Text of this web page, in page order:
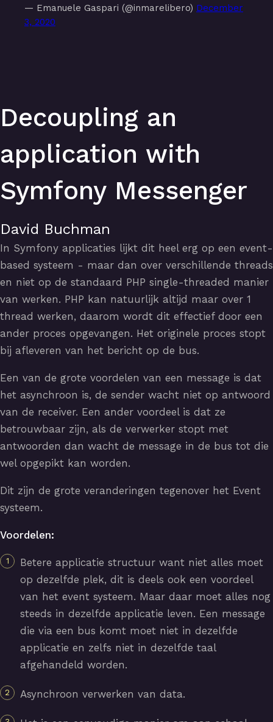
— Emanuele Gaspari (@inmarelibero) December
3, 2020
Decoupling an
application with
Symfony Messenger
David Buchman
In Symfony applicaties lijkt dit heel erg op een event-
based systeem - maar dan over verschillende threads
en niet op de standaard PHP single-threaded manier
van werken. PHP kan natuurlijk altijd maar over 1
thread werken, daarom wordt dit effectief door een
ander proces opgevangen. Het originele proces stopt
bij afleveren van het bericht op de bus.
Een van de grote voordelen van een message is dat
het asynchroon is, de sender wacht niet op antwoord
van de receiver. Een ander voordeel is dat ze
betrouwbaar zijn, als de verwerker stopt met
antwoorden dan wacht de message in de bus tot die
wel opgepikt kan worden.
Dit zijn de grote veranderingen tegenover het Event
systeem.
Voordelen:
Betere applicatie structuur want niet alles moet
op dezelfde plek, dit is deels ook een voordeel
van het event systeem. Maar daar moet alles nog
steeds in dezelfde applicatie leven. Een message
die via een bus komt moet niet in dezelfde
applicatie en zelfs niet in dezelfde taal
afgehandeld worden.
Asynchroon verwerken van data.